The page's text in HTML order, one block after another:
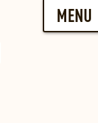
MENU